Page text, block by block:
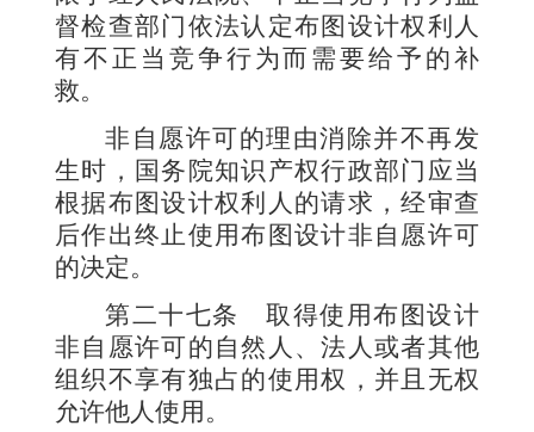
督检查部门依法认定布图设计权利人
有不正当竞争行为而需要给予的补
救。
非自愿许可的理由消除并不再发
生时，国务院知识产权行政部门应当
根据布图设计权利人的请求，经审查
后作出终止使用布图设计非自愿许可
的决定。
第二十七条取得使用布图设计
非自愿许可的自然人、法人或者其他
组织不享有独占的使用权，并且无权
允许他人使用。